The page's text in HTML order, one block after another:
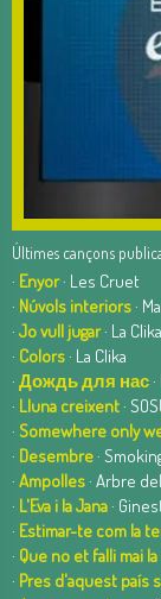
Últimes cançons
· Enyor· Les Cruet
· Núvols interiors·
· Jo vull jugar· La Clika
· Colors· La Clika
· Дождь для нас
· Lluna creixent·
· Somewhere only
· Desembre·
· Ampolles· Arbre
· L'Eva i la Jana·
· Estimar-te com la
· Que no et falli mai
· Pres d'aquest país